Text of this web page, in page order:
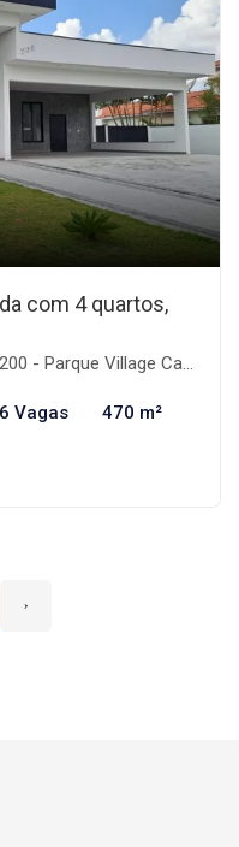
com 4 quartos,
Village Castelo, Itu-SP
6 Vagas 470 m²
›